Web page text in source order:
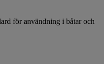
för användning i båtar och